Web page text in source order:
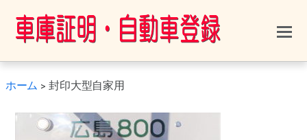
ホーム > 封印大型自家用